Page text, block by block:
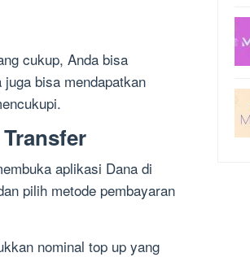
cukup, Anda bisa
bisa mendapatkan
aplikasi Dana di
pilih metode pembayaran
nominal top up yang